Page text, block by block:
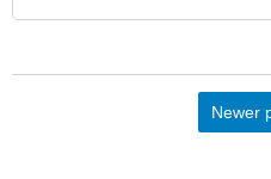
Post Newer